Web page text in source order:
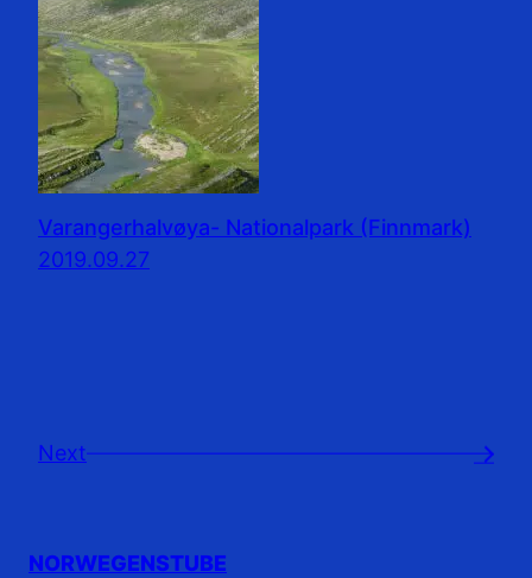
Varangerhalvøya- Nationalpark (Finnmark)
2019.09.27
Next →
NORWEGENSTUBE